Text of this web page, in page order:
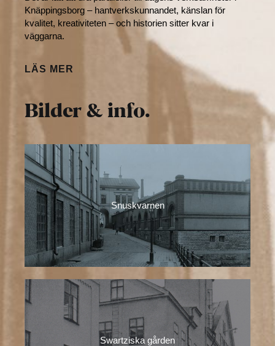
Knäppingsborg – hantverkskunnandet, känslan för
kvalitet, kreativiteten – och historien sitter kvar i
väggarna.
LÄS MER
Bilder & info.
Snuskvarnen
Swartziska gården